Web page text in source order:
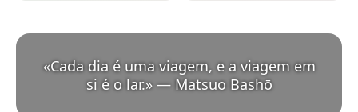
«Cada dia é uma viagem, e a viagem em
si é o lar.» — Matsuo Bashō